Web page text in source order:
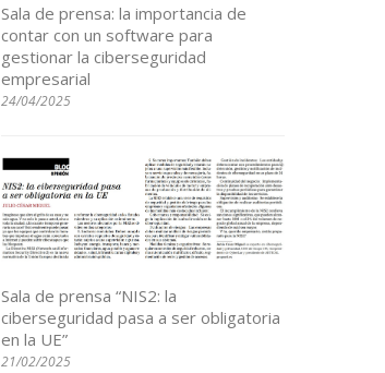
Sala de prensa: la importancia de
contar con un software para
gestionar la ciberseguridad
empresarial
24/04/2025
Sala de prensa “NIS2: la
ciberseguridad pasa a ser obligatoria
en la UE”
21/02/2025